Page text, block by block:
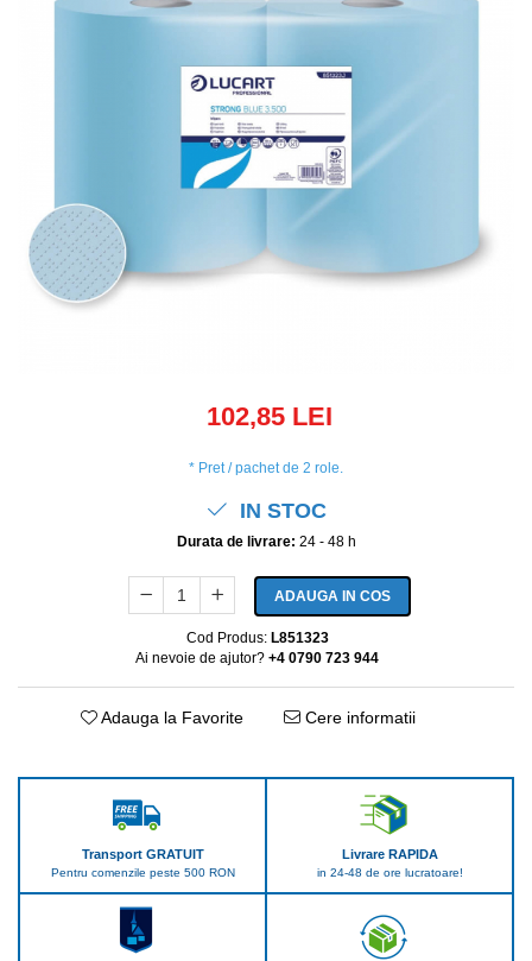
102,85 LEI
* Pret / pachet de 2 role.
IN STOC
Durata de livrare: 24 - 48 h
ADAUGA IN COS
Cod Produs: L851323
Ai nevoie de ajutor? +4 0790 723 944
Adauga la Favorite Cere informatii
Transport GRATUIT
Pentru comenzile peste 500 RON
Livrare RAPIDA
in 24-48 de ore lucratoare!